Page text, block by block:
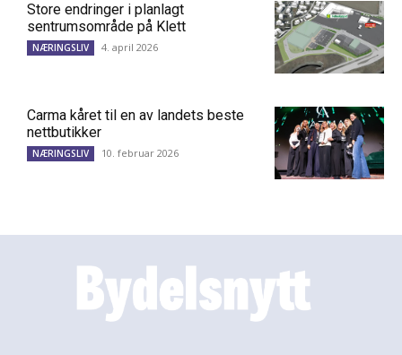
Store endringer i planlagt
sentrumsområde på Klett
NÆRINGSLIV 4. april 2026
Carma kåret til en av landets beste
nettbutikker
NÆRINGSLIV 10. februar 2026